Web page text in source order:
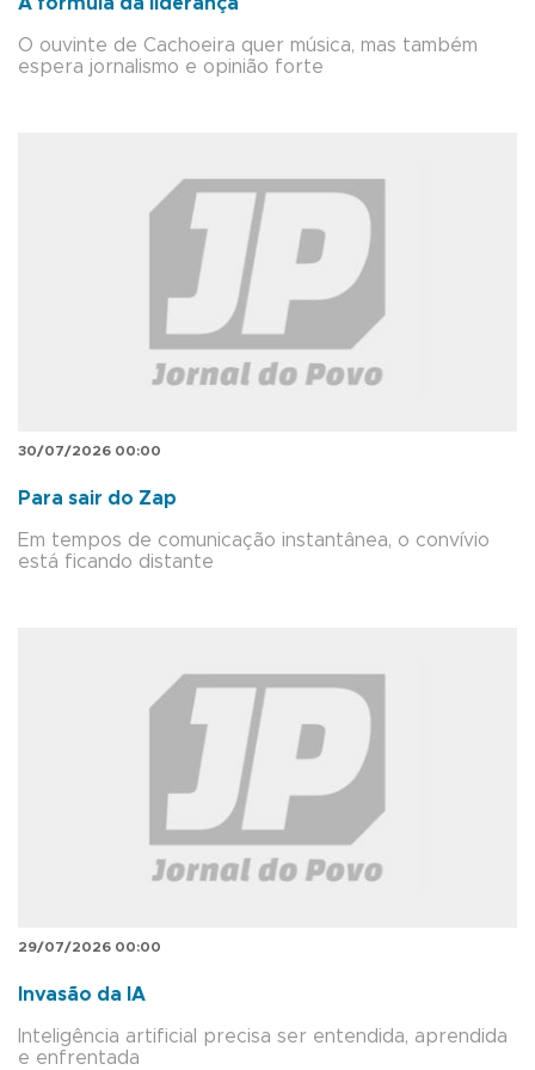
O ouvinte de Cachoeira quer música, mas também
espera jornalismo e opinião forte
30/07/2026 00:00
Para sair do Zap
Em tempos de comunicação instantânea, o convívio
está ficando distante
29/07/2026 00:00
Invasão da IA
Inteligência artificial precisa ser entendida, aprendida
e enfrentada